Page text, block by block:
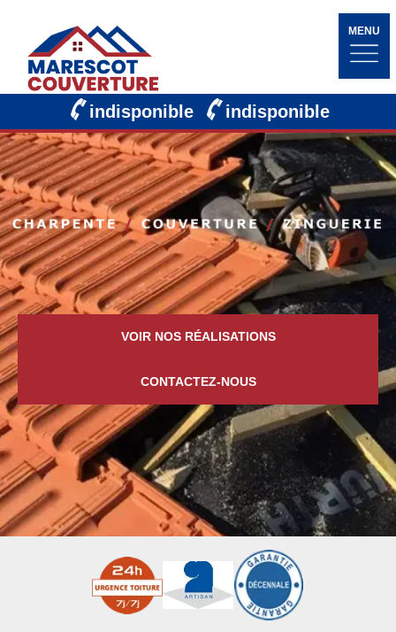
MENU
indisponible indisponible
VOIR NOS RÉALISATIONS
CONTACTEZ-NOUS